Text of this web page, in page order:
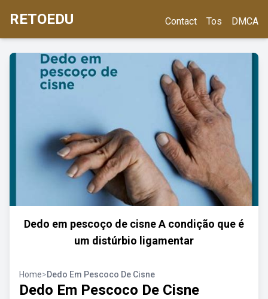
RETOEDU Contact Tos DMCA
Dedo em pescoço de cisne A condição que é
um distúrbio ligamentar
Home>Dedo Em Pescoco De Cisne
Dedo Em Pescoco De Cisne